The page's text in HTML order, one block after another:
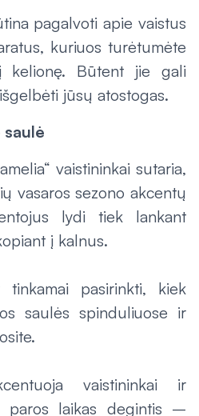
pagalvoti apie vaistus
kuriuos turėtumėte
kelionę. Būtent jie gali
jūsų atostogas.
vaistininkai sutaria,
vasaros sezono akcentų
lydi tiek lankant
į kalnus.
pasirinkti, kiek
saulės spinduliuose ir
vaistininkai ir
paros laikas degintis –